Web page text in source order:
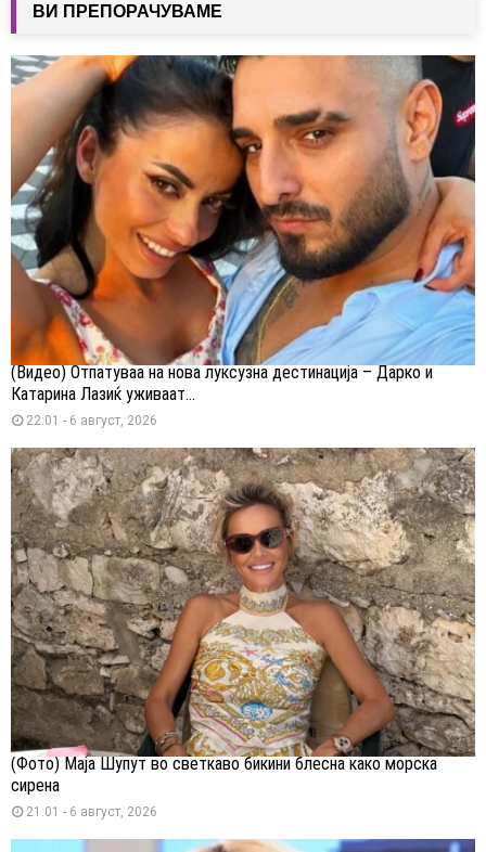
ВИ ПРЕПОРАЧУВАМЕ
(Видео) Отпатуваа на нова луксузна дестинација – Дарко и
Катарина Лазиќ уживаат...
22:01 - 6 август, 2026
(Фото) Маја Шупут во светкаво бикини блесна како морска
сирена
21:01 - 6 август, 2026